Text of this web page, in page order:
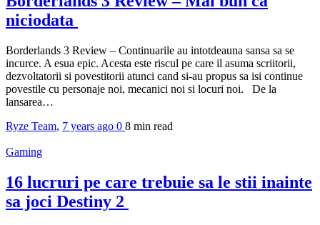
niciodata
Borderlands 3 Review – Continuarile au intotdeauna sansa sa se
incurce. A esua epic. Acesta este riscul pe care il asuma scriitorii,
dezvoltatorii si povestitorii atunci cand si-au propus sa isi continue
povestile cu personaje noi, mecanici noi si locuri noi. De la
lansarea…
Ryze Team, 7 years ago 0 8 min read
Gaming
16 lucruri pe care trebuie sa le stii inainte
sa joci Destiny 2